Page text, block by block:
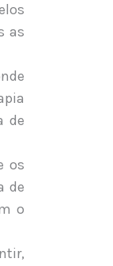
as
de
os
de
o